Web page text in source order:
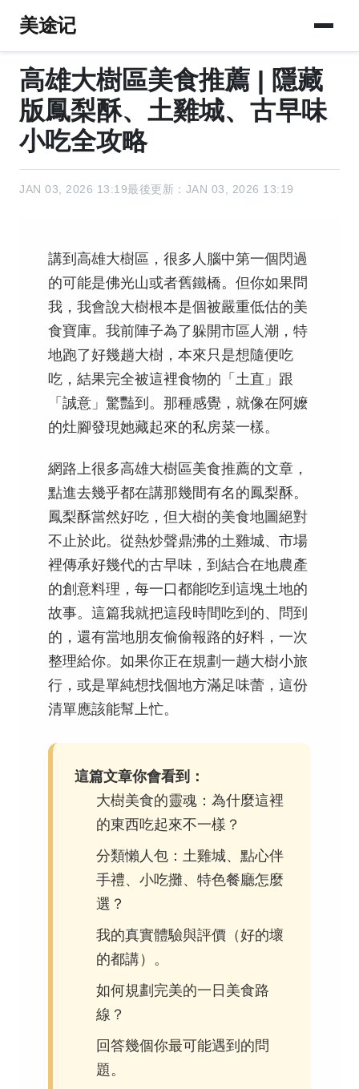
美途记
高雄大樹區美食推薦 | 隱藏
版鳳梨酥、土雞城、古早味
小吃全攻略
JAN 03, 2026 13:19最後更新：JAN 03, 2026 13:19
講到高雄大樹區，很多人腦中第一個閃過
的可能是佛光山或者舊鐵橋。但你如果問
我，我會說大樹根本是個被嚴重低估的美
食寶庫。我前陣子為了躲開市區人潮，特
地跑了好幾趟大樹，本來只是想隨便吃
吃，結果完全被這裡食物的「土直」跟
「誠意」驚豔到。那種感覺，就像在阿嬤
的灶腳發現她藏起來的私房菜一樣。
網路上很多高雄大樹區美食推薦的文章，
點進去幾乎都在講那幾間有名的鳳梨酥。
鳳梨酥當然好吃，但大樹的美食地圖絕對
不止於此。從熱炒聲鼎沸的土雞城、市場
裡傳承好幾代的古早味，到結合在地農產
的創意料理，每一口都能吃到這塊土地的
故事。這篇我就把這段時間吃到的、問到
的，還有當地朋友偷偷報路的好料，一次
整理給你。如果你正在規劃一趟大樹小旅
行，或是單純想找個地方滿足味蕾，這份
清單應該能幫上忙。
這篇文章你會看到：
大樹美食的靈魂：為什麼這裡
的東西吃起來不一樣？
分類懶人包：土雞城、點心伴
手禮、小吃攤、特色餐廳怎麼
選？
我的真實體驗與評價（好的壞
的都講）。
如何規劃完美的一日美食路
線？
回答幾個你最可能遇到的問
題。